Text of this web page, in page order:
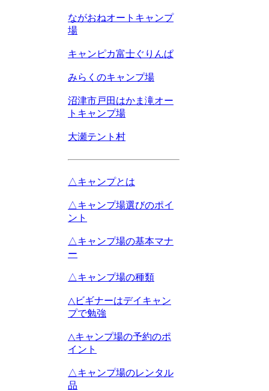
ながおねオートキャンプ
場
キャンピカ富士ぐりんぱ
みらくのキャンプ場
沼津市戸田はかま滝オー
トキャンプ場
大瀬テント村
△キャンプとは
△キャンプ場選びのポイ
ント
△キャンプ場の基本マナ
ー
△キャンプ場の種類
△ビギナーはデイキャン
プで勉強
△キャンプ場の予約のポ
イント
△キャンプ場のレンタル
品